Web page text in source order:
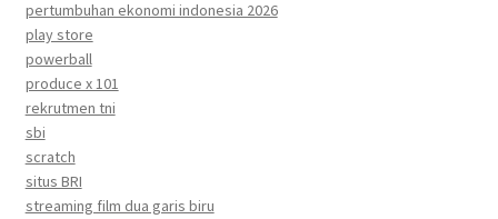
pertumbuhan ekonomi indonesia 2026
play store
powerball
produce x 101
rekrutmen tni
sbi
scratch
situs BRI
streaming film dua garis biru